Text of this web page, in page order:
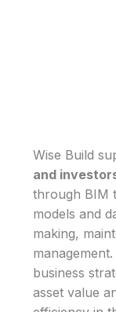
Wise Build
and
through BIM
models and
making,
business
asset value